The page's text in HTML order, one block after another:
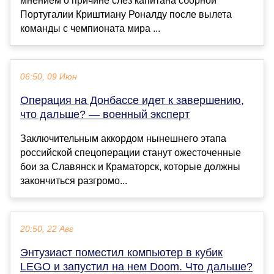
Португалии Криштиану Роналду после вылета
команды с чемпионата мира ...
06:50, 09 Июн
Операция на Донбассе идет к завершению,
что дальше? — военный эксперт
Заключительным аккордом нынешнего этапа
российской спецоперации станут ожесточенные
бои за Славянск и Краматорск, которые должны
закончиться разгромо...
20:50, 22 Авг
Энтузиаст поместил компьютер в кубик
LEGO и запустил на нем Doom. Что дальше?